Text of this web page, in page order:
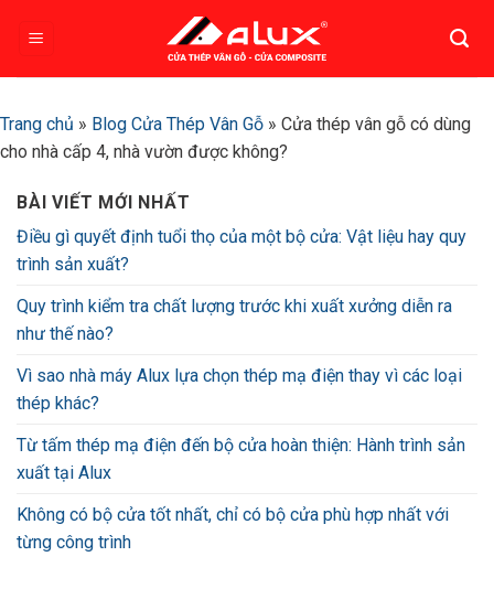
Trang chủ » Blog Cửa Thép Vân Gỗ » Cửa thép vân gỗ có dùng
cho nhà cấp 4, nhà vườn được không?
BÀI VIẾT MỚI NHẤT
Điều gì quyết định tuổi thọ của một bộ cửa: Vật liệu hay quy
trình sản xuất?
Quy trình kiểm tra chất lượng trước khi xuất xưởng diễn ra
như thế nào?
Vì sao nhà máy Alux lựa chọn thép mạ điện thay vì các loại
thép khác?
Từ tấm thép mạ điện đến bộ cửa hoàn thiện: Hành trình sản
xuất tại Alux
Không có bộ cửa tốt nhất, chỉ có bộ cửa phù hợp nhất với
từng công trình